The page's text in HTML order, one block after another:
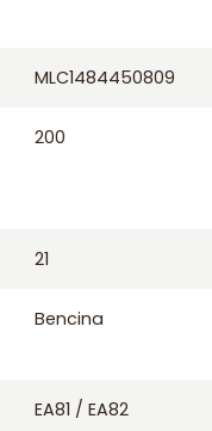
MLC1484450809
200
21
Bencina
EA81 / EA82